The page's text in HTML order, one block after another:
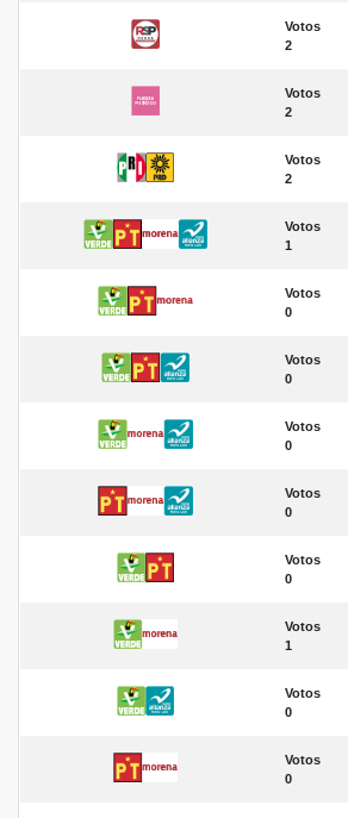
Votos
2
Votos
2
Votos
2
Votos
1
Votos
0
Votos
0
Votos
0
Votos
0
Votos
0
Votos
1
Votos
0
Votos
0